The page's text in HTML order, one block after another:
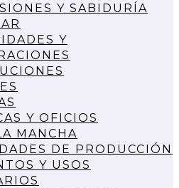
Y SABIDURÍA
Y
Y OFICIOS
MANCHA
DE PRODUCCIÓN
Y USOS